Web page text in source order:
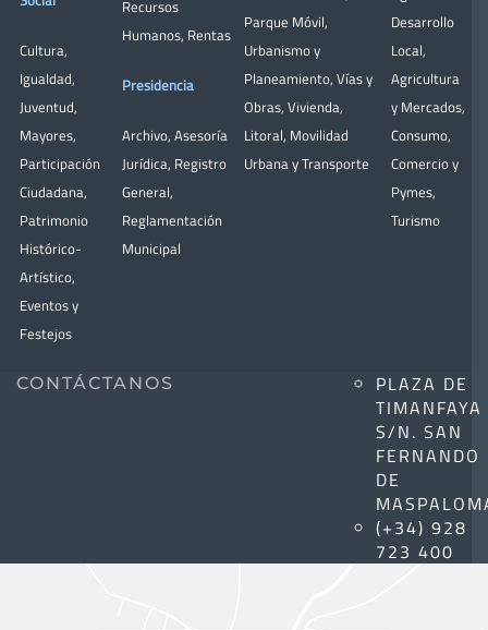
Cultura,
Igualdad,
Juventud,
Mayores,
Participación
Ciudadana,
Patrimonio
Histórico-
Artístico,
Eventos y
Festejos
Recursos
Humanos, Rentas
Presidencia
Archivo, Asesoría
Jurídica, Registro
General,
Reglamentación
Municipal
Parque Móvil,
Urbanismo y
Planeamiento, Vías y
Obras, Vivienda,
Litoral, Movilidad
Urbana y Transporte
Desarrollo
Local,
Agricultura
y Mercados,
Consumo,
Comercio y
Pymes,
Turismo
CONTÁCTANOS
PLAZA DE
TIMANFAYA
S/N. SAN
FERNANDO
DE
(+34) 928
723 400